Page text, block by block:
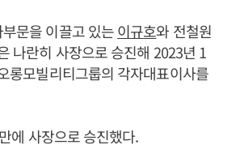
문을 이끌고 있는이규호와 전철원
나란히 사장으로 승진해 2023년 1
롱모빌리티그룹의 각자대표이사를
에 사장으로 승진했다.